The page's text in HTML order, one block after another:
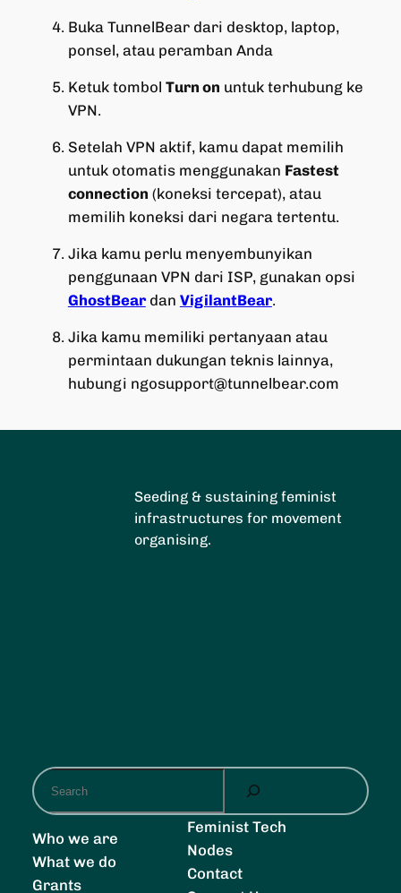
Buka TunnelBear dari desktop, laptop,
ponsel, atau peramban Anda
Ketuk tombol Turn on untuk terhubung ke
VPN.
Setelah VPN aktif, kamu dapat memilih
untuk otomatis menggunakan Fastest
connection (koneksi tercepat), atau
memilih koneksi dari negara tertentu.
Jika kamu perlu menyembunyikan
penggunaan VPN dari ISP, gunakan opsi
GhostBeardan VigilantBear.
Jika kamu memiliki pertanyaan atau
permintaan dukungan teknis lainnya,
hubungi ngosupport@tunnelbear.com
Seeding & sustaining feminist
infrastructures for movement
organising.
a
r
c
Who we are
What we do
Grants
Feminist Tech
Nodes
Contact